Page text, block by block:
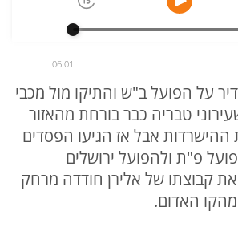
06:01
על הפועל ב"ש והתיקו מול מכבי
טבריה כבר בורחת מהאזור
ההישרדות אבל אז הגיעו הפסדים
פ"ת ולהפועל ירושלים
קבוצתו של אלירן חודדה מרחק
האדום.